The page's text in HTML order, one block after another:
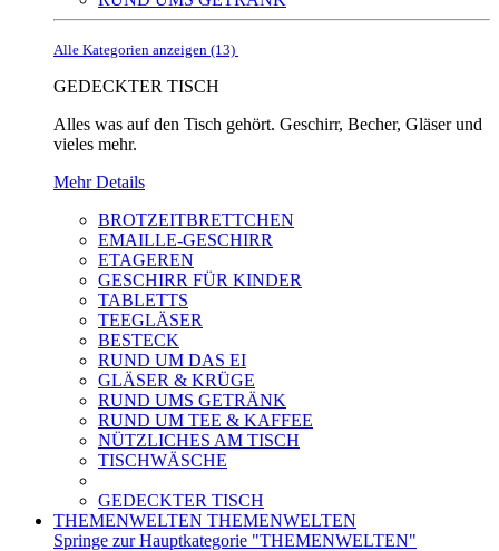
Alle Kategorien anzeigen (13)
GEDECKTER TISCH
Alles was auf den Tisch gehört. Geschirr, Becher, Gläser und
vieles mehr.
Mehr Details
BROTZEITBRETTCHEN
EMAILLE-GESCHIRR
ETAGEREN
GESCHIRR FÜR KINDER
TABLETTS
TEEGLÄSER
BESTECK
RUND UM DAS EI
GLÄSER & KRÜGE
RUND UMS GETRÄNK
RUND UM TEE & KAFFEE
NÜTZLICHES AM TISCH
TISCHWÄSCHE
GEDECKTER TISCH
THEMENWELTEN THEMENWELTEN
Springe zur Hauptkategorie "THEMENWELTEN"